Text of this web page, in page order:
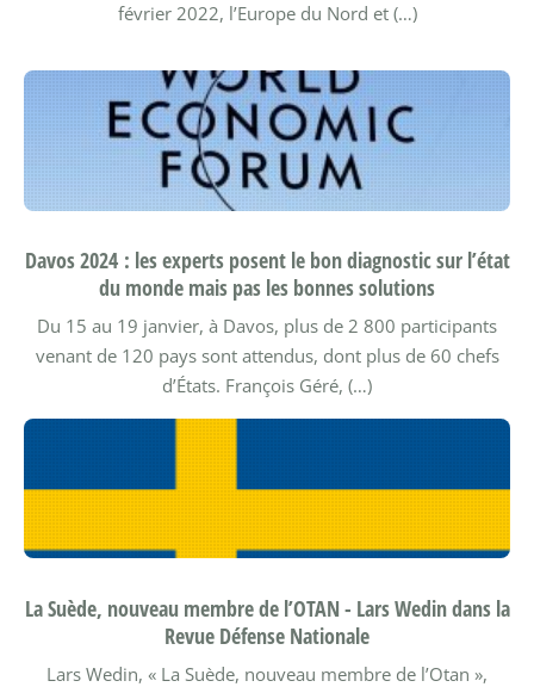
février 2022, l’Europe du Nord et (…)
Davos 2024 : les experts posent le bon diagnostic sur l’état
du monde mais pas les bonnes solutions
Du 15 au 19 janvier, à Davos, plus de 2 800 participants
venant de 120 pays sont attendus, dont plus de 60 chefs
d’États. François Géré, (…)
La Suède, nouveau membre de l’OTAN - Lars Wedin dans la
Revue Défense Nationale
Lars Wedin, « La Suède, nouveau membre de l’Otan »,